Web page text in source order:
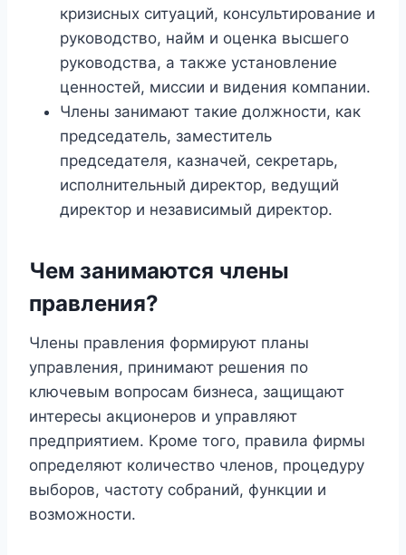
кризисных ситуаций, консультирование и
руководство, найм и оценка высшего
руководства, а также установление
ценностей, миссии и видения компании.
Члены занимают такие должности, как
председатель, заместитель
председателя, казначей, секретарь,
исполнительный директор, ведущий
директор и независимый директор.
Чем занимаются члены
правления?
Члены правления формируют планы
управления, принимают решения по
ключевым вопросам бизнеса, защищают
интересы акционеров и управляют
предприятием. Кроме того, правила фирмы
определяют количество членов, процедуру
выборов, частоту собраний, функции и
возможности.